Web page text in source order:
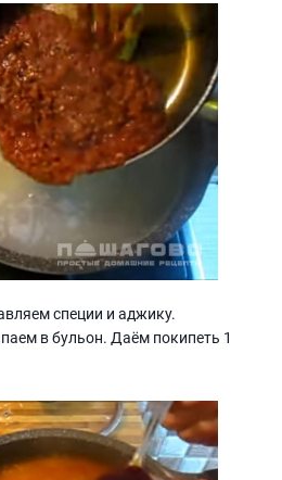
специи и аджику.
в бульон. Даём покипеть 1